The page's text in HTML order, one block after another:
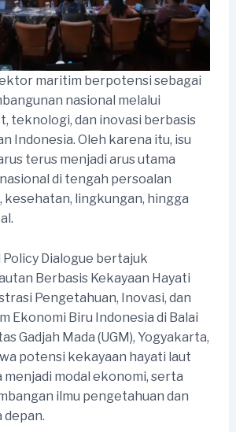
maritim berpotensi sebagai
nasional melalui
teknologi, dan inovasi berbasis
Indonesia. Oleh karena itu, isu
terus menjadi arus utama
di tengah persoalan
kesehatan, lingkungan, hingga
Policy Dialogue bertajuk
Berbasis Kekayaan Hayati
Pengetahuan, Inovasi, dan
Ekonomi Biru Indonesia di Balai
Gadjah Mada (UGM), Yogyakarta,
potensi kekayaan hayati laut
menjadi modal ekonomi, serta
ilmu pengetahuan dan
depan.